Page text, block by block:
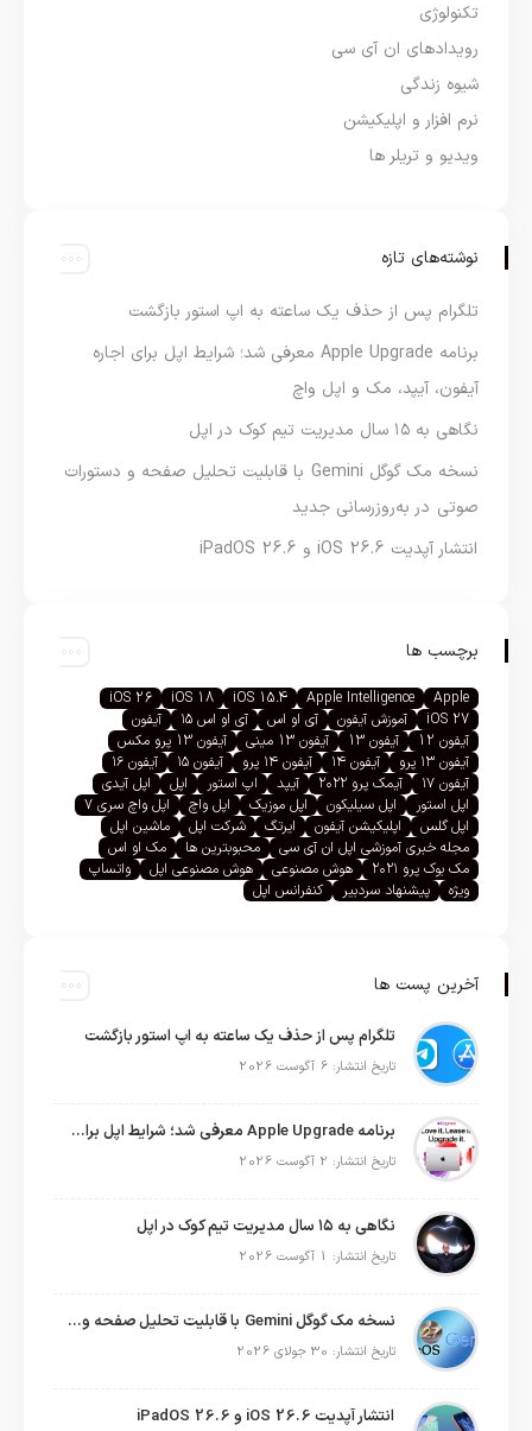
تکنولوژی
رویدادهای ان آی سی
شیوه زندگی
نرم افزار و اپلیکیشن
ویدیو و تریلر ها
نوشته‌های تازه
تلگرام پس از حذف یک ساعته به اپ استور بازگشت
برنامه Apple Upgrade معرفی شد؛ شرایط اپل برای اجاره
آیفون، آیپد، مک و اپل واچ
نگاهی به ۱۵ سال مدیریت تیم کوک در اپل
نسخه مک گوگل Gemini با قابلیت تحلیل صفحه و دستورات
صوتی در به‌روزرسانی جدید
انتشار آپدیت iOS 26.6 و iPadOS 26.6
برچسب ها
Apple
Apple Intelligence
iOS 15.4
iOS 18
iOS 26
iOS 27
آموزش آیفون آی او اس آی او اس ۱۵
آیفون
آیفون 12
آیفون 13 آیفون 13 مینی
آیفون 13 پرو مکس
آیفون ۱۳ پرو
آیفون ۱۴ آیفون ۱۴ پرو آیفون ۱۵
آیفون ۱۶
آیفون ۱۷
آیمک پرو ۲۰۲۲ آیپد اپ استور اپل
اپل آیدی
اپل استور
اپل سیلیکون اپل موزیک اپل واچ
اپل واچ سری ۷
اپل گلس
اپلیکیشن آیفون ایرتگ شرکت اپل
ماشین اپل
مجله خبری آموزشی اپل ان آی سی
محبوبترین ها
مک او اس
مک بوک پرو ۲۰۲۱
هوش مصنوعی هوش مصنوعی اپل
واتساپ
ویژه
پیشنهاد سردبیر کنفرانس اپل
آخرین پست ها
تلگرام پس از حذف یک ساعته به اپ استور بازگشت
تاریخ انتشار: 6 آگوست 2026
برنامه Apple Upgrade معرفی شد؛ شرایط اپل برای اجاره آیفون، آیپد، مک و اپل واچ
تاریخ انتشار: 2 آگوست 2026
نگاهی به ۱۵ سال مدیریت تیم کوک در اپل
تاریخ انتشار: 1 آگوست 2026
نسخه مک گوگل Gemini با قابلیت تحلیل صفحه و دستورات صوتی در به‌روزرسانی جدید
تاریخ انتشار: 30 جولای 2026
انتشار آپدیت iOS 26.6 و iPadOS 26.6